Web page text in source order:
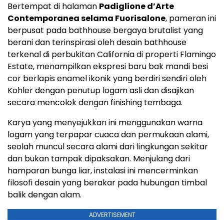
Bertempat di halaman Padiglione d’Arte
Contemporanea selama Fuorisalone, pameran ini
berpusat pada bathhouse bergaya brutalist yang
berani dan terinspirasi oleh desain bathhouse
terkenal di perbukitan California di properti Flamingo
Estate, menampilkan ekspresi baru bak mandi besi
cor berlapis enamel ikonik yang berdiri sendiri oleh
Kohler dengan penutup logam asli dan disajikan
secara mencolok dengan finishing tembaga.
Karya yang menyejukkan ini menggunakan warna
logam yang terpapar cuaca dan permukaan alami,
seolah muncul secara alami dari lingkungan sekitar
dan bukan tampak dipaksakan. Menjulang dari
hamparan bunga liar, instalasi ini mencerminkan
filosofi desain yang berakar pada hubungan timbal
balik dengan alam.
ADVERTISEMENT